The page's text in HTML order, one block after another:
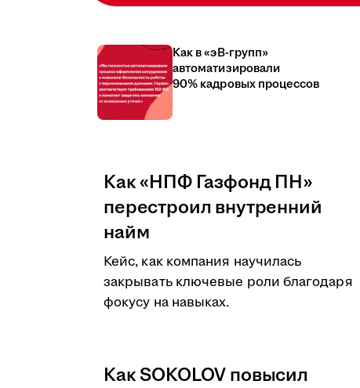
Как в «эВ-групп»
автоматизировали
90% кадровых процессов
Как «НПФ Газфонд ПН»
перестроил внутренний
найм
Кейс, как компания научилась
закрывать ключевые роли благодаря
фокусу на навыках.
Как SOKOLOV повысил